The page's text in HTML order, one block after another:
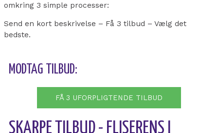
omkring 3 simple processer:
Send en kort beskrivelse – Få 3 tilbud – Vælg det
bedste.
MODTAG TILBUD:
FÅ 3 UFORPLIGTENDE TILBUD
SKARPE TILBUD - FLISERENS I